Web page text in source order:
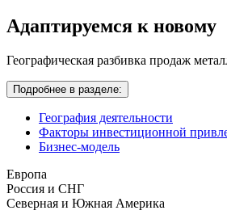
Адаптируемся к новому
Географическая разбивка продаж
Подробнее в разделе:
География деятельности
Факторы инвестиционной
Бизнес-модель
Европа
Россия и СНГ
Северная и Южная Америка